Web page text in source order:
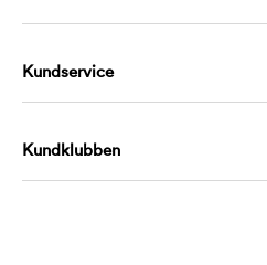
Kundservice
Kundklubben